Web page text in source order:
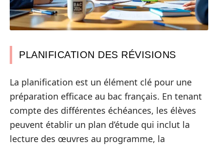
PLANIFICATION DES RÉVISIONS
La planification est un élément clé pour une
préparation efficace au bac français. En tenant
compte des différentes échéances, les élèves
peuvent établir un plan d’étude qui inclut la
lecture des œuvres au programme, la